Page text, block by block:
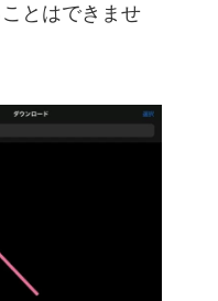
とはできませ